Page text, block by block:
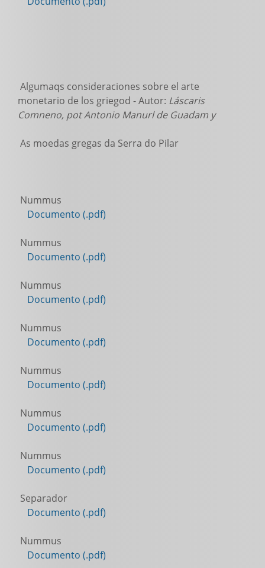
Algumaqs consideraciones sobre el arte
monetario de los griegod - Autor: Láscaris
Comneno, pot Antonio Manurl de Guadam y
As moedas gregas da Serra do Pilar
Nummus
Documento (.pdf)
Nummus
Documento (.pdf)
Nummus
Documento (.pdf)
Nummus
Documento (.pdf)
Nummus
Documento (.pdf)
Nummus
Documento (.pdf)
Nummus
Documento (.pdf)
Separador
Documento (.pdf)
Nummus
Documento (.pdf)